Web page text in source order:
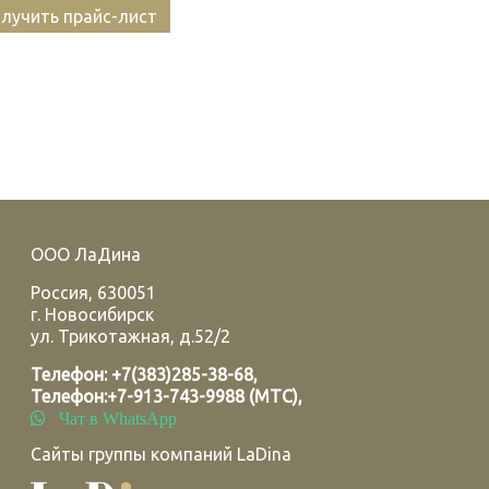
прайс-лист
ООО ЛаДина
Россия, 630051
г. Новосибирск
ул. Трикотажная, д.52/2
Телефон: +7(383)285-38-68,
Телефон:+7-913-743-9988 (МТС),
Чат в WhatsApp
Сайты группы компаний LaDina